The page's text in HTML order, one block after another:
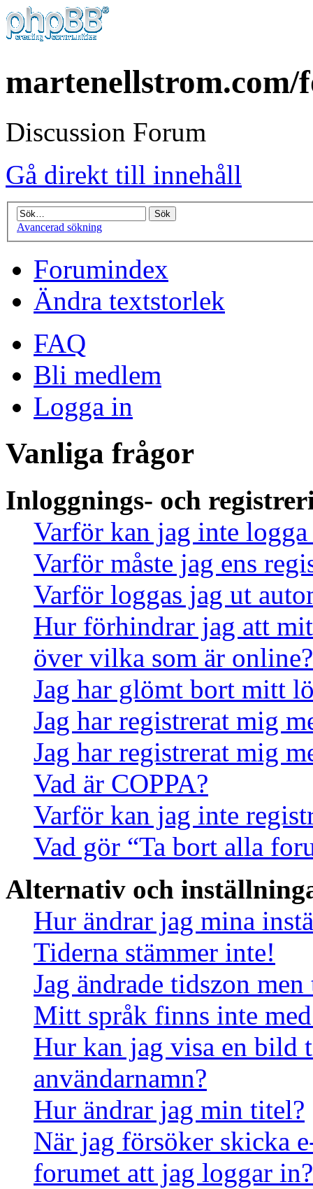
martenellstrom.com/
Discussion Forum
Gå direkt till innehåll
Avancerad sökning
Forumindex
Ändra textstorlek
FAQ
Bli medlem
Logga in
Vanliga frågor
Inloggnings- och
Varför kan jag inte
Varför måste jag ens
Varför loggas jag ut
Hur förhindrar jag att
över vilka som är online?
Jag har glömt bort mitt
Jag har registrerat mig
Jag har registrerat mig
Vad är COPPA?
Varför kan jag inte
Vad gör “Ta bort alla
Alternativ och
Hur ändrar jag mina
Tiderna stämmer inte!
Jag ändrade tidszon
Mitt språk finns inte
Hur kan jag visa en bild
användarnamn?
Hur ändrar jag min titel?
När jag försöker skicka
forumet att jag loggar in?